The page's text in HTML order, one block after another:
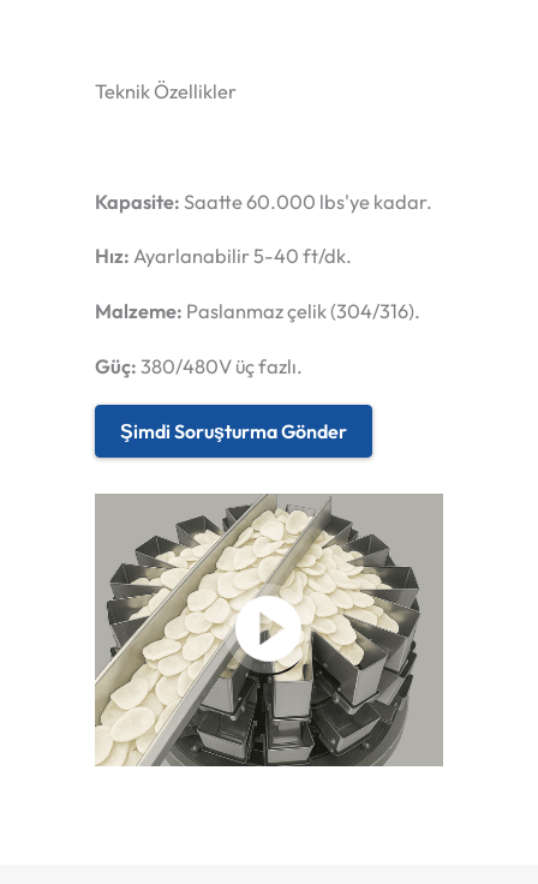
Teknik Özellikler
Kapasite: Saatte 60.000 lbs'ye kadar.
Hız: Ayarlanabilir 5-40 ft/dk.
Malzeme: Paslanmaz çelik (304/316).
Güç: 380/480V üç fazlı.
Şimdi Soruşturma Gönder